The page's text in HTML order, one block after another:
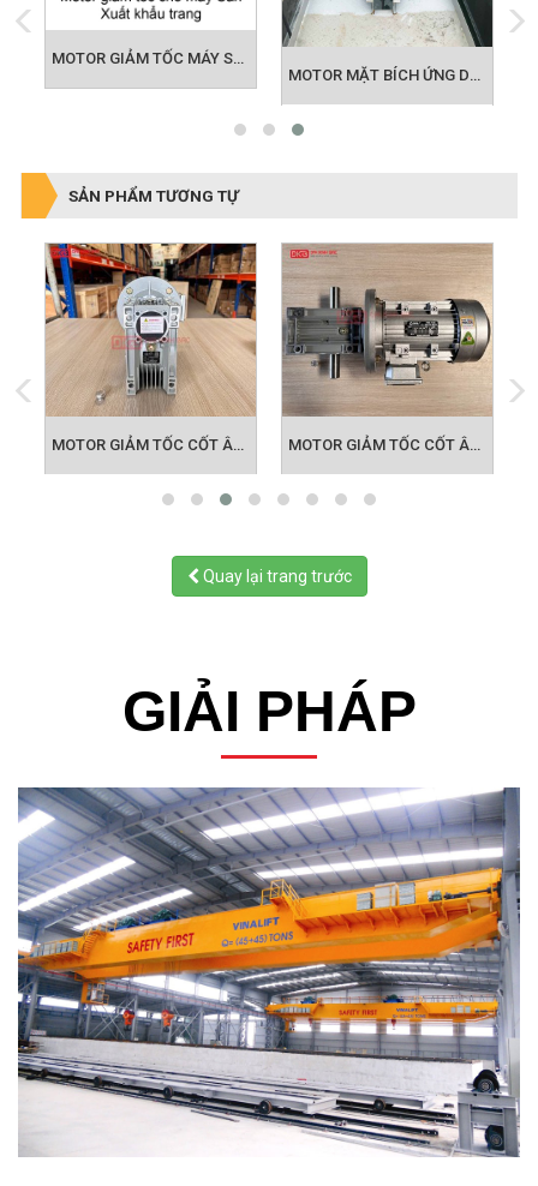
MOTOR MẶT BÍCH ỨNG DỤNG KHUẤY HÓA CHẤT
SẢN PHẨM TƯƠNG TỰ
MOTOR GIẢM TỐC CỐT ÂM NMRV 075 MOTOR GIẢM TỐC CỐT ÂM NMRV 090
Quay lại trang trước
GIẢI PHÁP